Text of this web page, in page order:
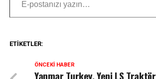
ETIKETLER:
ÖNCEKI HABER
Yanmar Turkey, Yeni LS Traktör